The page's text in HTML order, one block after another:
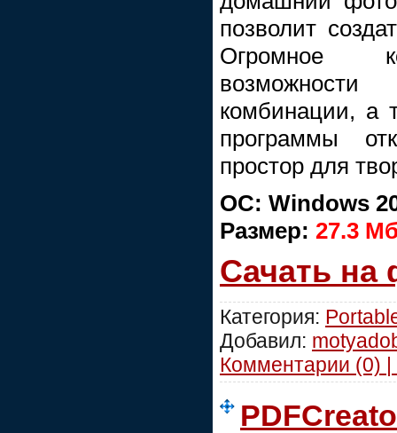
позволит
Огромное
комбинации, а
программы
простор для
ОС: Windows
Размер: 27.3
Сачать на
Категория:
Добавил:
Комментарии (0) |